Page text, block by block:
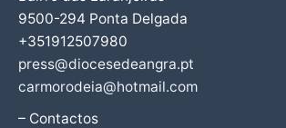
9500-294 Ponta Delgada
+351912507980
press@diocesedeangra.pt
carmorodeia@hotmail.com
– Contactos